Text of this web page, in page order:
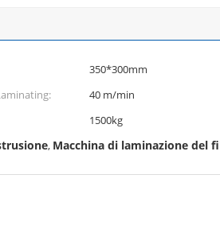
350*300mm
40 m/min
1500kg
, Macchina di laminazione del